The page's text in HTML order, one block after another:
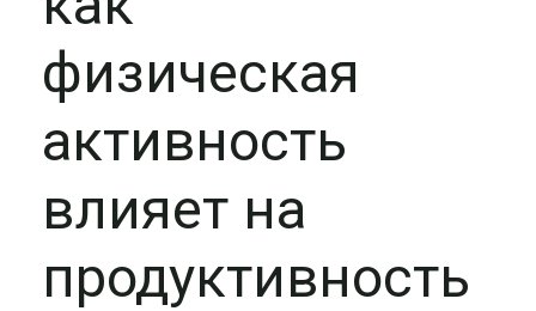
физическая
активность
влияет на
продуктивность